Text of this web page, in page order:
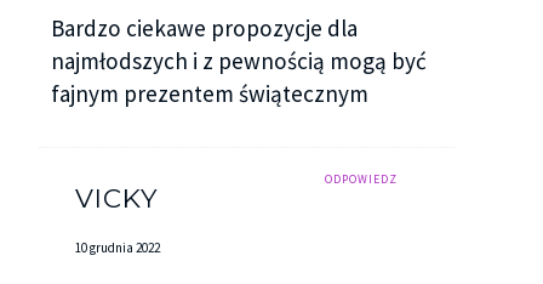
Bardzo ciekawe propozycje dla
najmłodszych i z pewnością mogą być
fajnym prezentem świątecznym
ODPOWIEDZ
VICKY
10 grudnia 2022